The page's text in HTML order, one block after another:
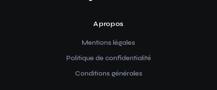
A propos
Mentions légales
Politique de confidentialité
Conditions générales